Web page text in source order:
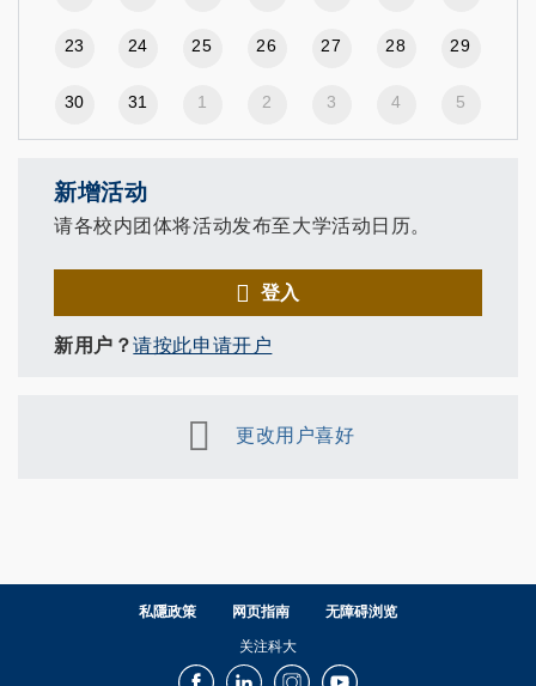
23 24 25 26 27 28 29
30 31 1 2 3 4 5
新增活动
请各校内团体将活动发布至大学活动日历。
登入
新用户？请按此申请开户
更改用户喜好
私隱政策 网页指南 无障碍浏览
关注科大
FacebookLinkedInInstagramYoutube